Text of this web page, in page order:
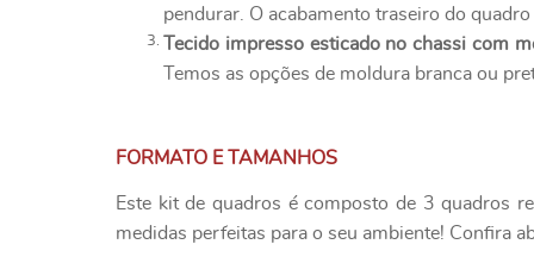
pendurar. O acabamento traseiro do
Tecido impresso esticado no chassi com
Temos as opções de moldura branca ou
FORMATO E TAMANHOS
Este kit de quadros é composto de 3 quadros
medidas perfeitas para o seu ambiente! Confira